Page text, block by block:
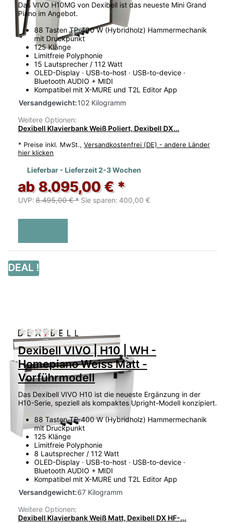
Das VIVO H10MG von Dexibell ist das neueste Mini Grand
Piano im Angebot.
88 Tasten TP-400 W (Hybridholz) Hammermechanik
mit Druckpunkt
125 Klänge
Limitfreie Polyphonie
15 Lautsprecher / 112 Watt
OLED-Display · USB-to-host · USB-to-device ·
Bluetooth AUDIO + MIDI
Kompatibel mit X-MURE und T2L Editor App
Versandgewicht:102 Kilogramm
Weitere Optionen:
Dexibell Klavierbank Weiß Poliert, Dexibell DX...
* Preise inkl. MwSt., Versandkostenfrei (DE) - andere Länder
hier klicken
Lieferbar - Lieferzeit 2-3 Wochen
ab 8.095,00 € *
UVP: 8.495,00 € * Sie sparen: 400,00 €
DEAL !
Zu diesem Produkt liegen noch keine
Dexibell VIVO | H10 | WH -
Homepiano Weiss Matt -
Vorführmodell
Das Dexibell VIVO H10 ist die neueste Ergänzung in der
H10-Serie, speziell als kompaktes Upright-Modell konzipiert.
88 Tasten TP-400 W (Hybridholz) Hammermechanik
mit Druckpunkt
125 Klänge
Limitfreie Polyphonie
8 Lautsprecher / 112 Watt
OLED-Display · USB-to-host · USB-to-device ·
Bluetooth AUDIO + MIDI
Kompatibel mit X-MURE und T2L Editor App
Versandgewicht:67 Kilogramm
Weitere Optionen:
Dexibell Klavierbank Weiß Matt, Dexibell DX HF-...